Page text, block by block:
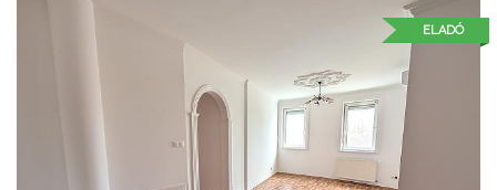
ELADÓ